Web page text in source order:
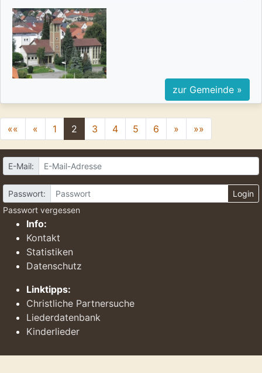
zur Gemeinde »
«« « 1 2 3 4 5 6 » »»
E-Mail:
Passwort:
Login
Passwort vergessen
Info:
Kontakt
Statistiken
Datenschutz
Linktipps:
Christliche Partnersuche
Liederdatenbank
Kinderlieder